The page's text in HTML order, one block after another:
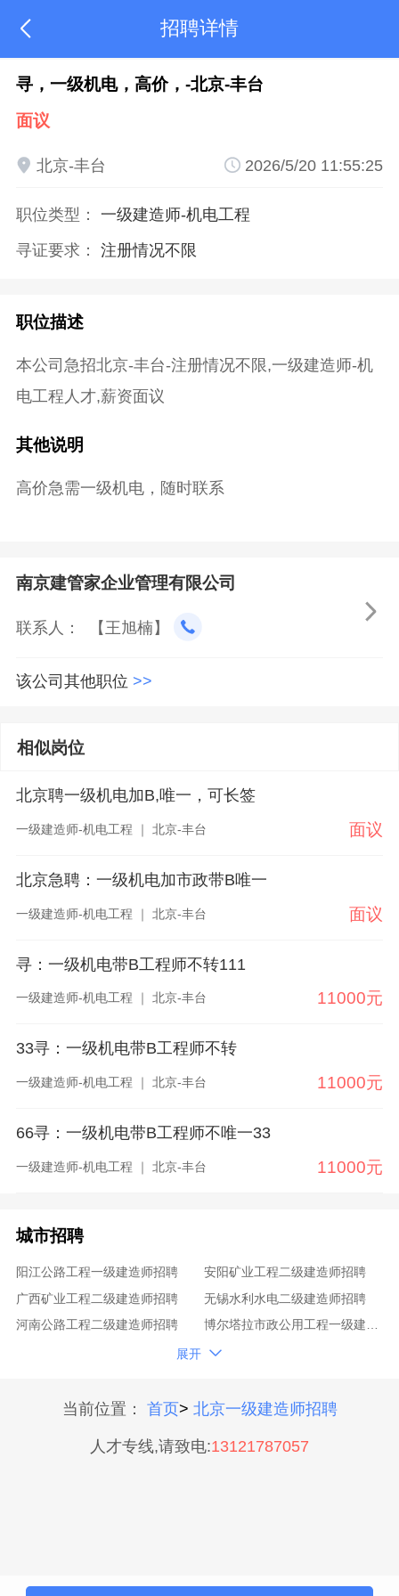
 招聘详情
寻，一级机电，高价，-北京-丰台
面议
 北京-丰台  2026/5/20 11:55:25
职位类型： 一级建造师-机电工程
寻证要求： 注册情况不限
职位描述
本公司急招北京-丰台-注册情况不限,一级建造师-机
电工程人才,薪资面议
其他说明
高价急需一级机电，随时联系
南京建管家企业管理有限公司

联系人： 【王旭楠】
该公司其他职位 >>
相似岗位
北京聘一级机电加B,唯一，可长签
一级建造师-机电工程 ｜ 北京-丰台 面议
北京急聘：一级机电加市政带B唯一
一级建造师-机电工程 ｜ 北京-丰台 面议
寻：一级机电带B工程师不转111
一级建造师-机电工程 ｜ 北京-丰台 11000元
33寻：一级机电带B工程师不转
一级建造师-机电工程 ｜ 北京-丰台 11000元
66寻：一级机电带B工程师不唯一33
一级建造师-机电工程 ｜ 北京-丰台 11000元
城市招聘
阳江公路工程一级建造师招聘
安阳矿业工程二级建造师招聘
广西矿业工程二级建造师招聘
无锡水利水电二级建造师招聘
河南公路工程二级建造师招聘
石嘴山一级建造师招聘
肇庆水利水电一级建造师招聘
北辰铁路工程一级建造师招聘
忻州公路工程一级建造师招聘
展开 
当前位置： 首页> 北京一级建造师招聘
人才专线,请致电:13121787057